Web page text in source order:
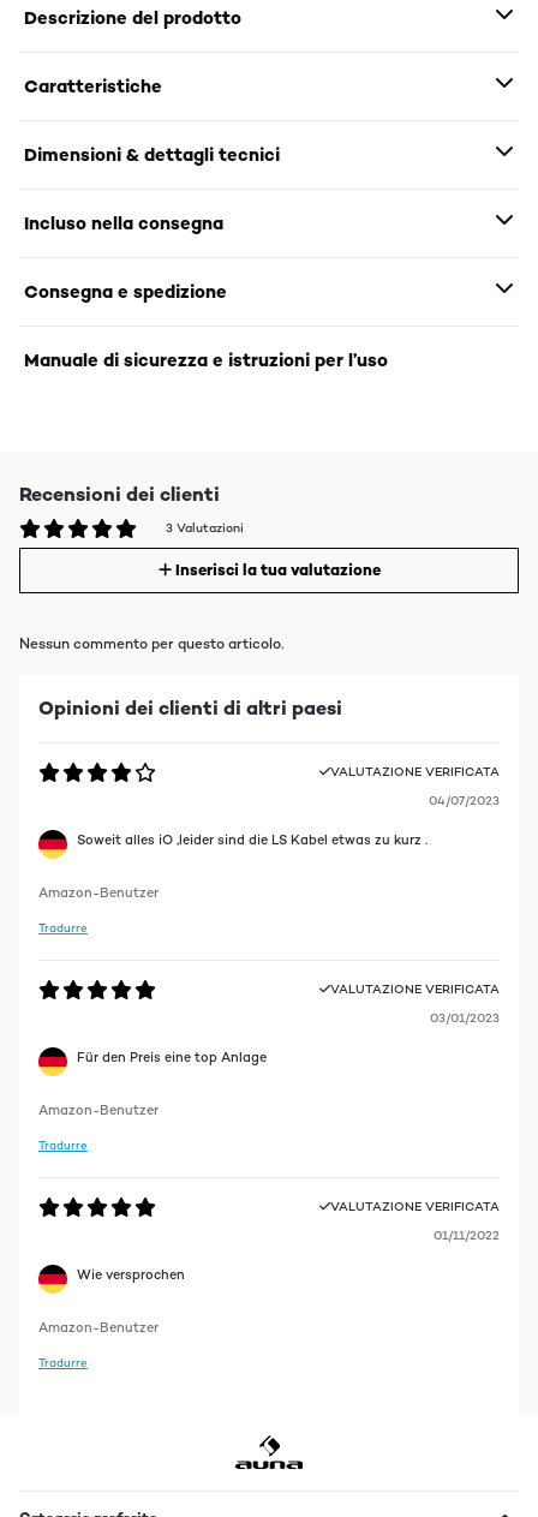
Descrizione del prodotto
Caratteristiche
Dimensioni & dettagli tecnici
Incluso nella consegna
Consegna e spedizione
Manuale di sicurezza e istruzioni per l’uso
Recensioni dei clienti
3 Valutazioni
Inserisci la tua valutazione
Nessun commento per questo articolo.
Opinioni dei clienti di altri paesi
VALUTAZIONE VERIFICATA
04/07/2023
Soweit alles iO ,leider sind die LS Kabel etwas zu kurz .
Amazon-Benutzer
Tradurre
VALUTAZIONE VERIFICATA
03/01/2023
Für den Preis eine top Anlage
Amazon-Benutzer
Tradurre
VALUTAZIONE VERIFICATA
01/11/2022
Wie versprochen
Amazon-Benutzer
Tradurre